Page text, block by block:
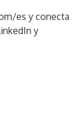
es y conecta
y